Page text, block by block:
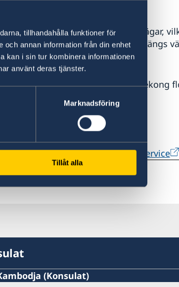
tillhandahålla funktioner för
annan information från din enhet
kan i sin tur kombinera informationen
använt deras tjänster.
Marknadsföring
Tillåt alla
och stormar kan leda till
leder till översvämmade vägar,
i Phnom Penh – inklusive längs
om översvämningar vid Mekong
System
om aktuella
och tropiska cykloner.
| World Weather Information Service
(Konsulat)